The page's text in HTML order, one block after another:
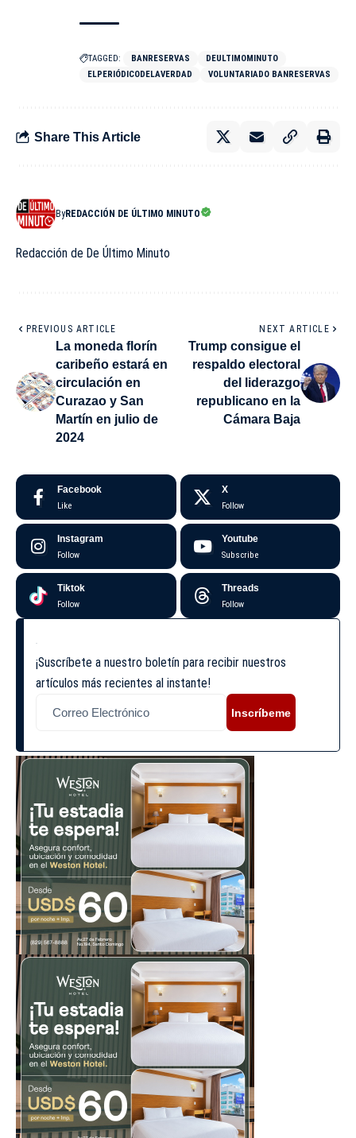
TAGGED: BANRESERVAS
DEULTIMOMINUTO
ELPERIÓDICODELAVERDAD
VOLUNTARIADO BANRESERVAS
Share This Article
ByREDACCIÓN DE ÚLTIMO MINUTO
Redacción de De Último Minuto
PREVIOUS ARTICLE
La moneda florín
caribeño estará en
circulación en
Curazao y San
Martín en julio de
2024
NEXT ARTICLE
Trump consigue el
respaldo electoral
del liderazgo
republicano en la
Cámara Baja
Facebook
Like
X
Follow
Instagram
Follow
Youtube
Subscribe
Tiktok
Follow
Threads
Follow
¡Suscríbete a nuestro boletín para recibir nuestros
artículos más recientes al instante!
Inscríbeme